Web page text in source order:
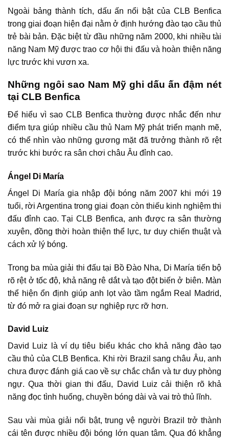
Ngoài bảng thành tích, dấu ấn nổi bật của CLB Benfica
trong giai đoạn hiện đại nằm ở định hướng đào tạo cầu thủ
trẻ bài bản. Đặc biệt từ đầu những năm 2000, khi nhiều tài
năng Nam Mỹ được trao cơ hội thi đấu và hoàn thiện năng
lực trước khi vươn xa.
Những ngôi sao Nam Mỹ ghi dấu ấn đậm nét
tại CLB Benfica
Để hiểu vì sao CLB Benfica thường được nhắc đến như
điểm tựa giúp nhiều cầu thủ Nam Mỹ phát triển mạnh mẽ,
có thể nhìn vào những gương mặt đã trưởng thành rõ rệt
trước khi bước ra sân chơi châu Âu đỉnh cao.
Ángel Di María
Ángel Di María gia nhập đội bóng năm 2007 khi mới 19
tuổi, rời Argentina trong giai đoạn còn thiếu kinh nghiệm thi
đấu đỉnh cao. Tại CLB Benfica, anh được ra sân thường
xuyên, đồng thời hoàn thiện thể lực, tư duy chiến thuật và
cách xử lý bóng.
Trong ba mùa giải thi đấu tại Bồ Đào Nha, Di María tiến bộ
rõ rệt ở tốc độ, khả năng rê dắt và tạo đột biến ở biên. Màn
thể hiện ổn định giúp anh lọt vào tầm ngắm Real Madrid,
từ đó mở ra giai đoạn sự nghiệp rực rỡ hơn.
David Luiz
David Luiz là ví dụ tiêu biểu khác cho khả năng đào tạo
cầu thủ của CLB Benfica. Khi rời Brazil sang châu Âu, anh
chưa được đánh giá cao về sự chắc chắn và tư duy phòng
ngự. Qua thời gian thi đấu, David Luiz cải thiện rõ khả
năng đọc tình huống, chuyền bóng dài và vai trò thủ lĩnh.
Sau vài mùa giải nổi bật, trung vệ người Brazil trở thành
cái tên được nhiều đội bóng lớn quan tâm. Qua đó khẳng